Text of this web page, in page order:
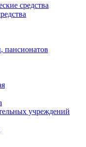
средства
пансионатов
учреждений